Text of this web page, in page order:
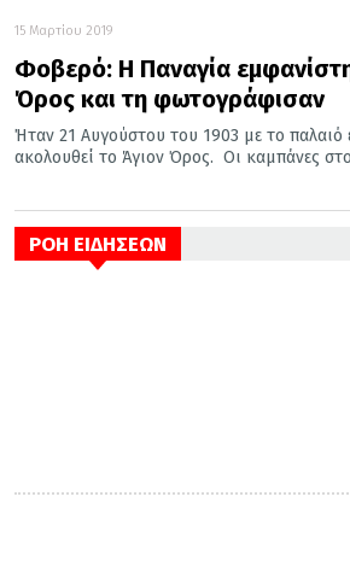
15 Μαρτίου 2019
Φοβερό: Η Παναγία
Όρος και τη φωτογράφισαν
Ήταν 21 Αυγούστου του 1903 με το παλαιό
ακολουθεί το Άγιον Όρος. Οι καμπάνες
ΡΟΗ ΕΙΔΗΣΕΩΝ